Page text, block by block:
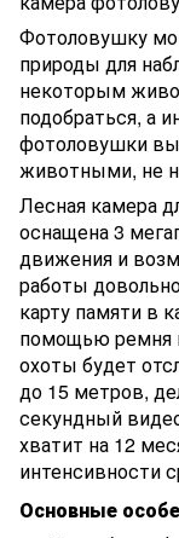
Фотоловушку
природы для
некоторым
подобраться, а
фотоловушки вы
животными, не
Лесная камера
оснащена 3
движения и
работы
карту памяти в
помощью ремня
охоты будет
до 15 метров,
секундный
хватит на 12
интенсивности
Основные